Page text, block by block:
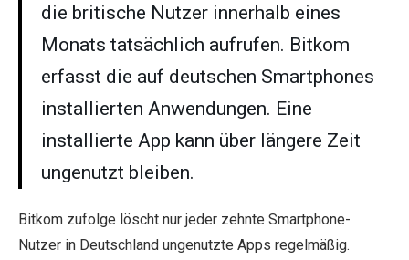
die britische Nutzer innerhalb eines
Monats tatsächlich aufrufen. Bitkom
erfasst die auf deutschen Smartphones
installierten Anwendungen. Eine
installierte App kann über längere Zeit
ungenutzt bleiben.
Bitkom zufolge löscht nur jeder zehnte Smartphone-
Nutzer in Deutschland ungenutzte Apps regelmäßig.